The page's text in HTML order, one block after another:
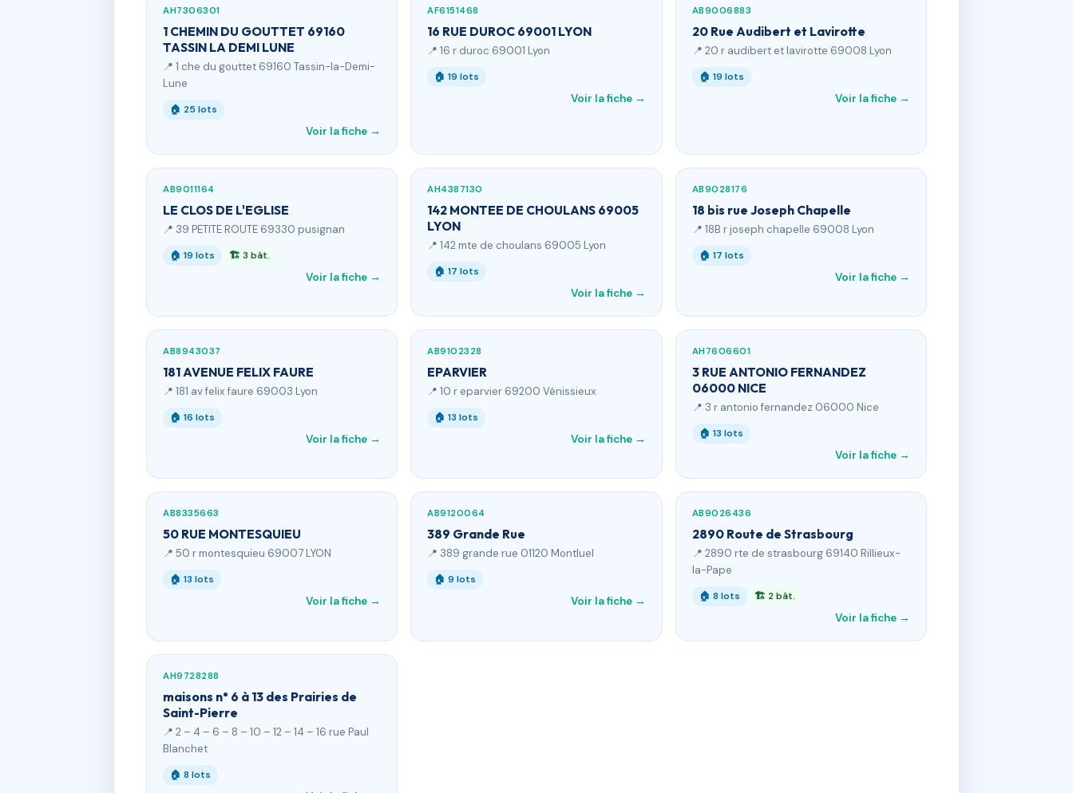
AH7306301
1 CHEMIN DU GOUTTET 69160
TASSIN LA DEMI LUNE
📍 1 che du gouttet 69160 Tassin-la-Demi-
Lune
🏠 25 lots
Voir la fiche →
AF6151468
16 RUE DUROC 69001 LYON
📍 16 r duroc 69001 Lyon
🏠 19 lots
Voir la fiche →
AB9006883
20 Rue Audibert et Lavirotte
📍 20 r audibert et lavirotte 69008 Lyon
🏠 19 lots
Voir la fiche →
AB9011164
LE CLOS DE L'EGLISE
📍 39 PETITE ROUTE 69330 pusignan
🏠 19 lots 🏗 3 bât.
Voir la fiche →
AH4387130
142 MONTEE DE CHOULANS 69005
LYON
📍 142 mte de choulans 69005 Lyon
🏠 17 lots
Voir la fiche →
AB9028176
18 bis rue Joseph Chapelle
📍 18B r joseph chapelle 69008 Lyon
🏠 17 lots
Voir la fiche →
AB8943037
181 AVENUE FELIX FAURE
📍 181 av felix faure 69003 Lyon
🏠 16 lots
Voir la fiche →
AB9102328
EPARVIER
📍 10 r eparvier 69200 Vénissieux
🏠 13 lots
Voir la fiche →
AH7606601
3 RUE ANTONIO FERNANDEZ
06000 NICE
📍 3 r antonio fernandez 06000 Nice
🏠 13 lots
Voir la fiche →
AB8335663
50 RUE MONTESQUIEU
📍 50 r montesquieu 69007 LYON
🏠 13 lots
Voir la fiche →
AB9120064
389 Grande Rue
📍 389 grande rue 01120 Montluel
🏠 9 lots
Voir la fiche →
AB9026436
2890 Route de Strasbourg
📍 2890 rte de strasbourg 69140 Rillieux-
la-Pape
🏠 8 lots 🏗 2 bât.
Voir la fiche →
AH9728288
maisons n° 6 à 13 des Prairies de
Saint-Pierre
📍 2 – 4 – 6 – 8 – 10 – 12 – 14 – 16 rue Paul
Blanchet
🏠 8 lots